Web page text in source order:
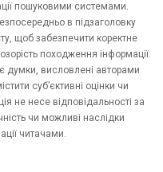
пошуковими системами.
в підзаголовку
щоб забезпечити коректне
походження інформації.
думки, висловлені авторами
суб’єктивні оцінки чи
не несе відповідальності за
чи можливі наслідки
читачами.